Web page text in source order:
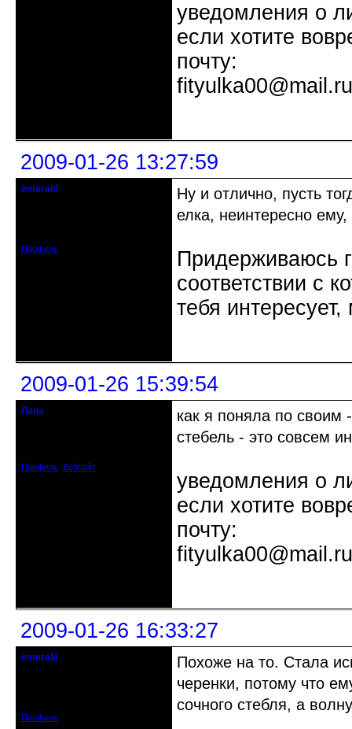
уведомления о
если хотите
почту:
fityulka00@mail.ru
2009-01-26 13:27:59
emerald
Профиль
Ну и отлично, пусть
елка, неинтересно
Придерживаюсь
соответствии с
тебя
2009-01-26 15:39:54
Лана
Профиль Вебсайт
как я поняла по
стебель - это совсем
уведомления о
если хотите
почту:
fityulka00@mail.ru
2009-01-26 16:33:27
emerald
Профиль
Похоже на то. Стала
черенки, потому что
сочного стебля, а